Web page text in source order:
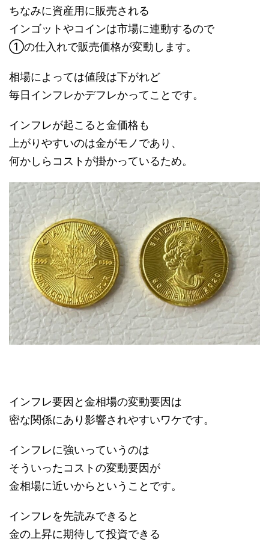
ちなみに資産用に販売される
インゴットやコインは市場に連動するので
①の仕入れで販売価格が変動します。
相場によっては値段は下がれど
毎日インフレかデフレかってことです。
インフレが起こると金価格も
上がりやすいのは金がモノであり、
何かしらコストが掛かっているため。
インフレ要因と金相場の変動要因は
密な関係にあり影響されやすいワケです。
インフレに強いっていうのは
そういったコストの変動要因が
金相場に近いからということです。
インフレを先読みできると
金の上昇に期待して投資できる